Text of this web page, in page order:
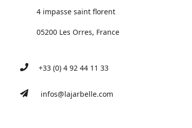
4 impasse saint florent
05200 Les Orres, France
+33 (0) 4 92 44 11 33
infos@lajarbelle.com